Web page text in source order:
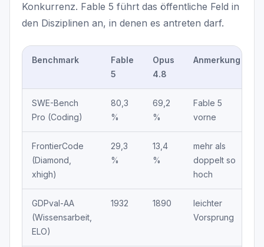
Konkurrenz. Fable 5 führt das öffentliche Feld in
den Disziplinen an, in denen es antreten darf.
Benchmark
Fable
5
Opus
4.8
Anmerkung
SWE-Bench
Pro (Coding)
80,3
%
69,2
%
Fable 5
vorne
FrontierCode
(Diamond,
xhigh)
29,3
%
13,4
%
mehr als
doppelt so
hoch
GDPval-AA
(Wissensarbeit,
ELO)
1932 1890
leichter
Vorsprung